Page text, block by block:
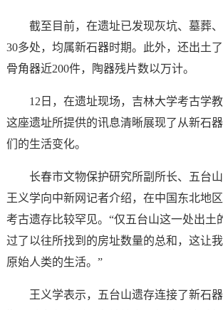
截至目前，在遗址已发现灰坑、墓葬、
30多处，均属新石器时期。此外，还出土了
骨角器近200件，陶器残片数以万计。
12日，在遗址现场，吉林大学考古学教
这座遗址所提供的讯息清晰展现了从新石
们的生活变化。
长春市文物保护研究所副所长、五台山
王义学向中新网记者介绍，在中国东北地
考古遗存比较罕见。“仅五台山这一处出土
过了以往所找到的房址数量的总和，这让
原始人类的生活。”
王义学表示，五台山遗存连接了新石器